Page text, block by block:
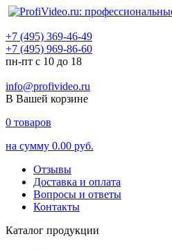
+7 (495) 369-46-49
+7 (495) 969-86-60
пн-пт с 10 до 18
info@profivideo.ru
В Вашей корзине
0 товаров
на сумму 0.00 руб.
Отзывы
Доставка и оплата
Вопросы и ответы
Контакты
Каталог продукции